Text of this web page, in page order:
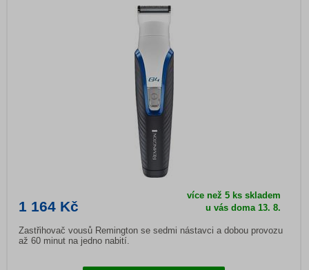
1 164 Kč
více než 5 ks skladem
u vás doma 13. 8.
Zastřihovač vousů Remington se sedmi nástavci a dobou provozu
až 60 minut na jedno nabití.